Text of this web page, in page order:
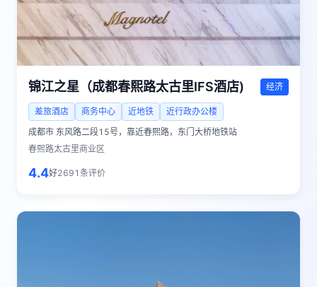
锦江之星（成都春熙路太古里IFS酒店) 经济
差旅酒店 商务中心 近地铁
近行政办公楼
成都市 东风路二段15号，靠近春熙路，东门大桥地铁站
春熙路太古里商业区
4.4好2691 条评价